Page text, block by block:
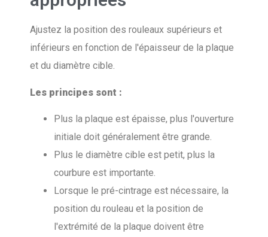
Ajustez la position des rouleaux supérieurs et
inférieurs en fonction de l'épaisseur de la plaque
et du diamètre cible.
Les principes sont :
Plus la plaque est épaisse, plus l'ouverture
initiale doit généralement être grande.
Plus le diamètre cible est petit, plus la
courbure est importante.
Lorsque le pré-cintrage est nécessaire, la
position du rouleau et la position de
l'extrémité de la plaque doivent être